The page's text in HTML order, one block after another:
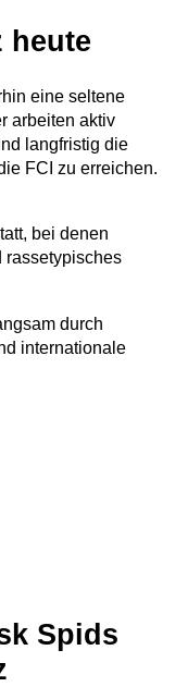
heute
eine seltene
arbeiten aktiv
langfristig die
FCI zu erreichen.
bei denen
rassetypisches
durch
internationale
Spids